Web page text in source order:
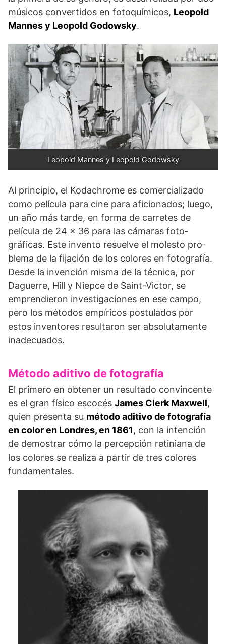
músicos convertidos en fotoquímicos, Leopold
Mannes y Leopold Godowsky.
Leopold Mannes y Leopold Godowsky
Al principio, el Kodachrome es comercializa­do
como película para cine para aficionados; luego,
un año más tarde, en forma de carretes de
película de 24 x 36 para las cámaras foto­
gráficas. Este invento resuelve el molesto pro­
blema de la fijación de los colores en fotogra­fía.
Desde la invención misma de la técnica, por
Daguerre, Hill y Niepce de Saint-Victor, se
emprendieron investigaciones en ese campo,
pero los métodos empíricos postula­dos por
estos inventores resultaron ser absolutamente
inadecuados.
Método aditivo de fotografía
El primero en obtener un resultado convincente
es el gran físico escocés James Clerk Maxwell,
quien presenta su método aditivo de fotografía
en color en Londres, en 1861, con la intención
de demostrar cómo la percepción retiniana de
los colores se realiza a partir de tres colores
fundamentales.